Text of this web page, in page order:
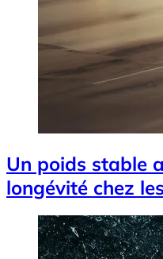
Un poids stable
longévité chez
Image